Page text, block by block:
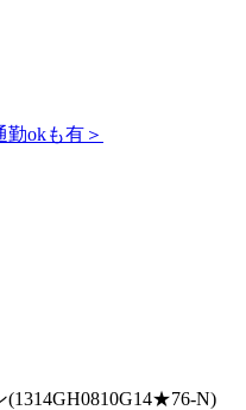
okも有＞
N)